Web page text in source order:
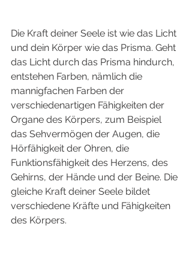
Die Kraft deiner Seele ist wie das Licht
und dein Körper wie das Prisma. Geht
das Licht durch das Prisma hindurch,
entstehen Farben, nämlich die
mannigfachen Farben der
verschiedenartigen Fähigkeiten der
Organe des Körpers, zum Beispiel
das Sehvermögen der Augen, die
Hörfähigkeit der Ohren, die
Funktionsfähigkeit des Herzens, des
Gehirns, der Hände und der Beine. Die
gleiche Kraft deiner Seele bildet
verschiedene Kräfte und Fähigkeiten
des Körpers.